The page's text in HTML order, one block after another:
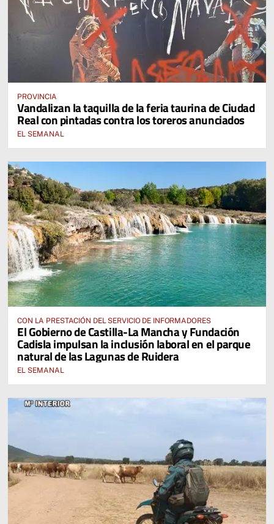
PROVINCIA
Vandalizan la taquilla de la feria taurina de Ciudad
Real con pintadas contra los toreros anunciados
EL SEMANAL
CON LA PRESTACIÓN DEL SERVICIO DE INFORMADORES
El Gobierno de Castilla-La Mancha y Fundación
Cadisla impulsan la inclusión laboral en el parque
natural de las Lagunas de Ruidera
EL SEMANAL